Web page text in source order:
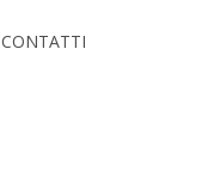
CONTATTI